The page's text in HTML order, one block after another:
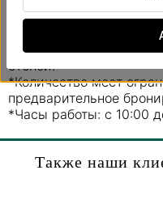
минутным отдыхом.
бассейн, паровую
подогреваемой
стеной.
*Количество мест
предварительное
*Часы работы: с 10:00
Также наши